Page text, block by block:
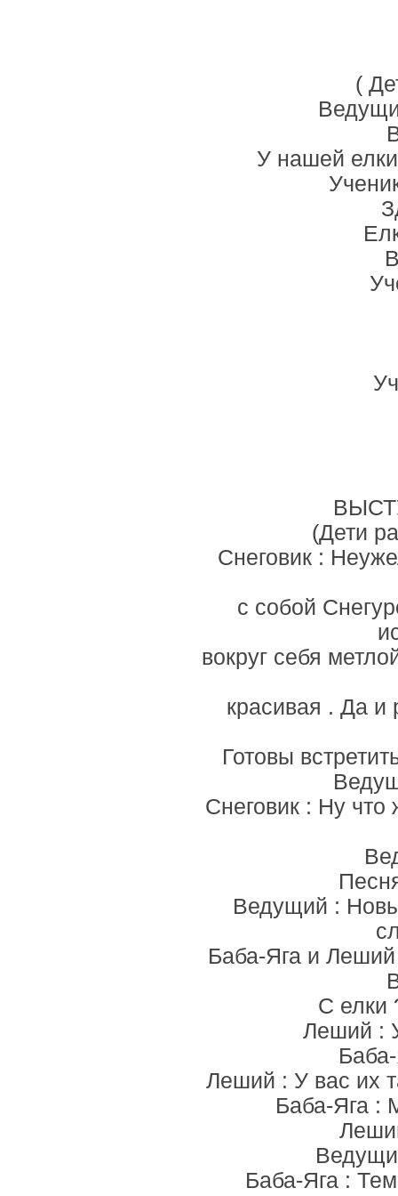
(
У нашей
(Дети
Снеговик :
с собой
вокруг себя
красивая . Да и
Готовы
Снеговик : Ну
Ведущий :
Баба-Яга и
С елки
Леший :
Леший : У вас их
Баба-Яга :
Баба-Яга :